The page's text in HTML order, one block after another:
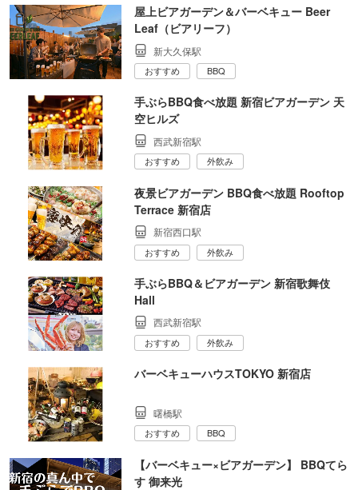
屋上ビアガーデン＆バーベキュー Beer
Leaf（ビアリーフ）
新大久保駅
おすすめ BBQ
手ぶらBBQ食べ放題 新宿ビアガーデン 天
空ヒルズ
西武新宿駅
おすすめ 外飲み
夜景ビアガーデン BBQ食べ放題 Rooftop
Terrace 新宿店
新宿西口駅
おすすめ 外飲み
手ぶらBBQ＆ビアガーデン 新宿歌舞伎
Hall
西武新宿駅
おすすめ 外飲み
バーベキューハウスTOKYO 新宿店
曙橋駅
おすすめ BBQ
【バーベキュー×ビアガーデン】 BBQてら
す 御来光